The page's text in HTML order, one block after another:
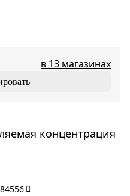
концентрация
в 13 магазинах
84556